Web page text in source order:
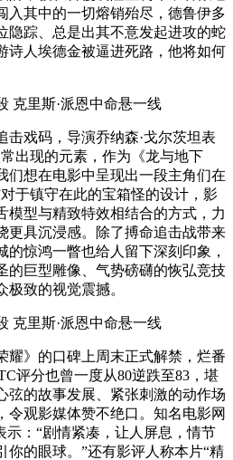
入其中的一切熔销殆尽，德鲁伊多
隐踪、总是出其不意发起进攻的蛇
诗人埃德金被逼进死路，他将如何
击戏码，导演乔纳森·戈尔茨坦表
出现的元素，作为《龙与地下
们想在电影中呈现出一段主角们在
于镇守在此的宝箱怪的设计，影
模型与精致特效相结合的方式，力
更具沉浸感。除了搏命追击战带来
的惊鸿一瞥也给人留下深刻印象，
的巨型雕像、气势磅礴的恢弘竞技
致的视觉震撼。
耀》的口碑上周末正式解禁，烂番
评分也曾一度从80逆跌至83，堪
弦的故事发展、紧张刺激的动作场
令观影媒体赞不绝口。知名电影网
：“剧情紧凑，让人屏息，情节
你的眼球。”还有影评人称本片“精